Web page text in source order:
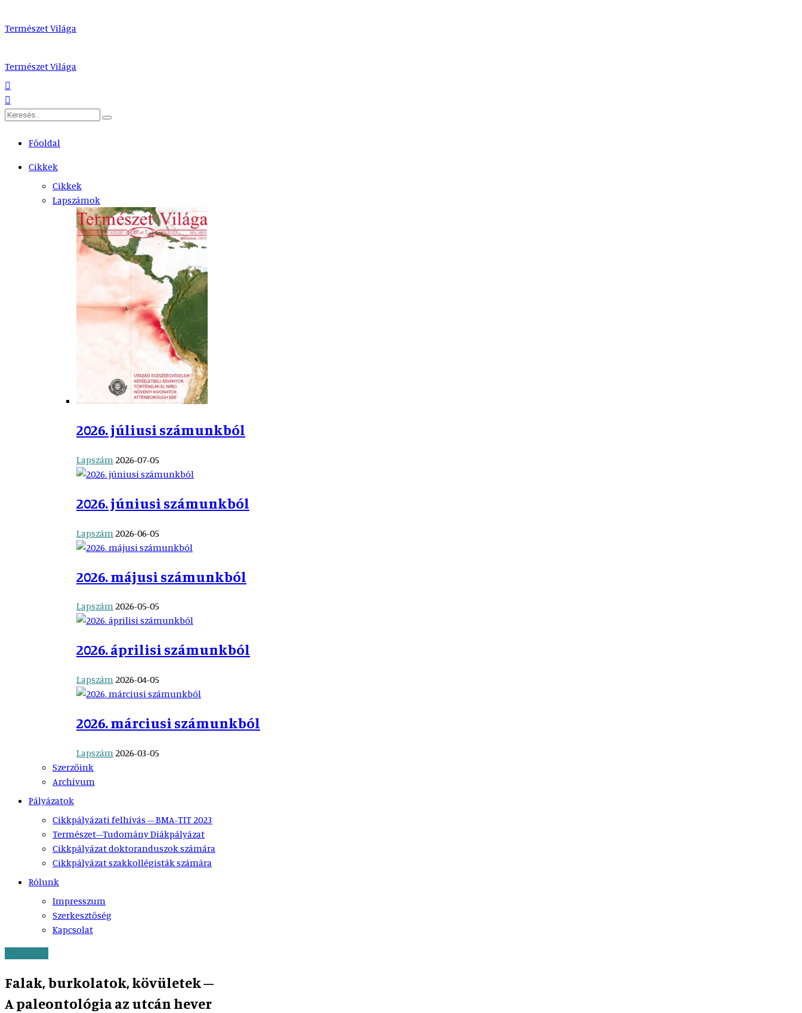
Természet Világa
Természet Világa
Főoldal
Cikkek
Cikkek
Lapszámok
2026. júliusi számunkból
Lapszám 2026-07-05
2026. júniusi számunkból
Lapszám 2026-06-05
2026. májusi számunkból
Lapszám2026-05-05
2026. áprilisi számunkból
Lapszám2026-04-05
2026. márciusi számunkból
Lapszám2026-03-05
Szerzőink
Archívum
Pályázatok
Cikkpályázati felhívás – BMA-TIT 2023
Természet–Tudomány Diákpályázat
Cikkpályázat doktoranduszok számára
Cikkpályázat szakkollégisták számára
Rólunk
Impresszum
Szerkesztőség
Kapcsolat
Falak, burkolatok, kövületek –
A paleontológia az utcán hever